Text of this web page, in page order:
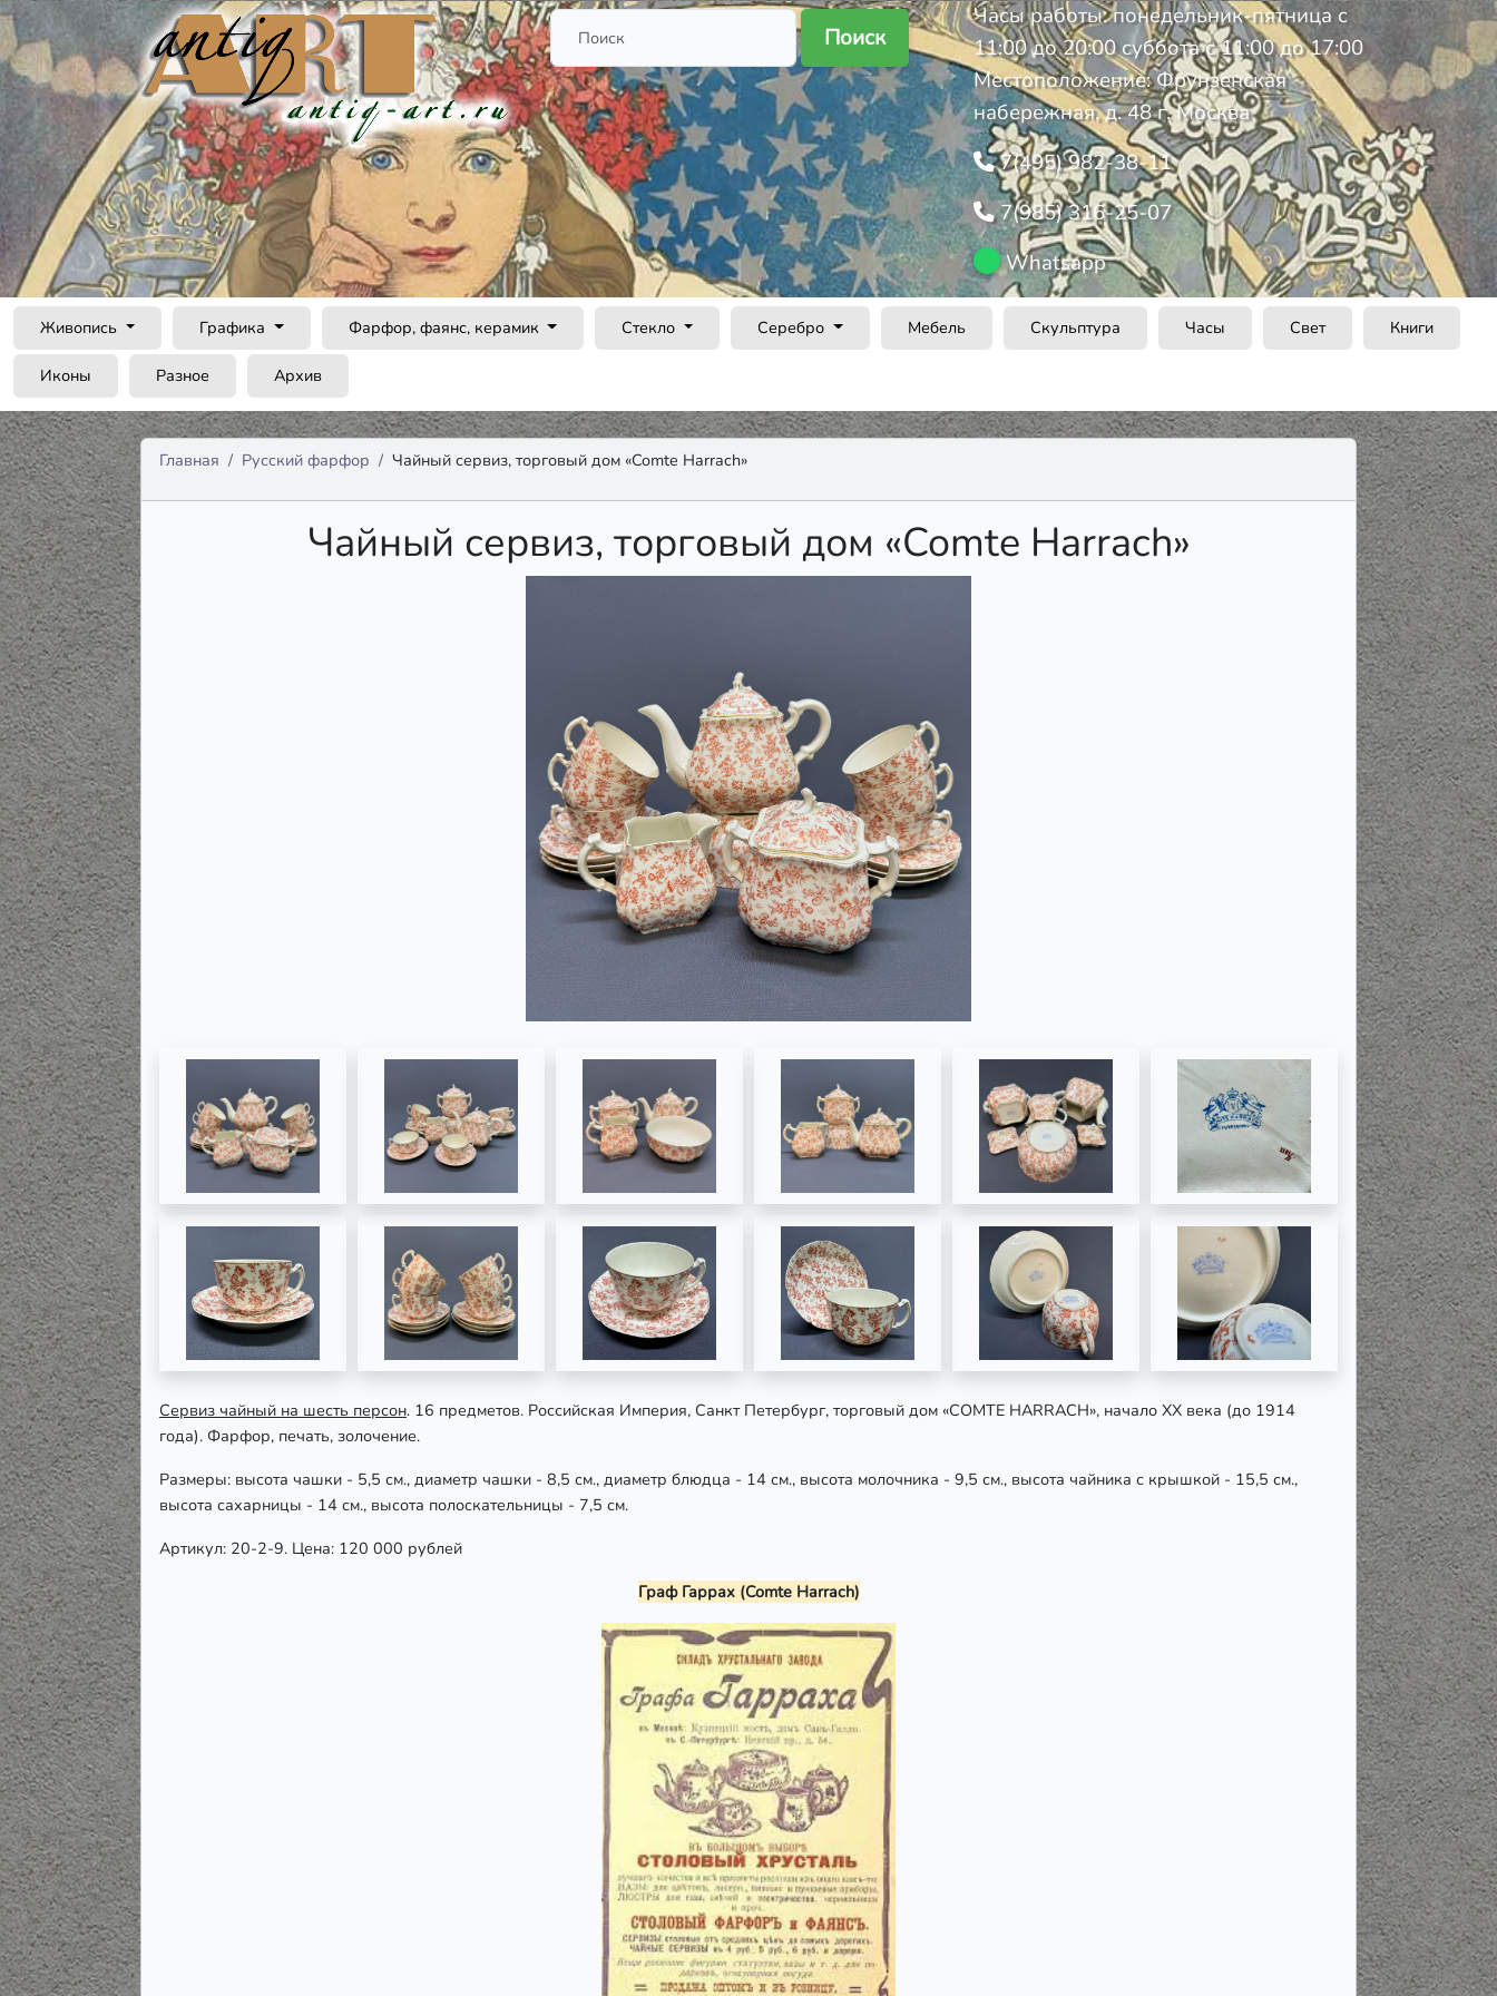
Поиск
Часы работы: понедельник-пятница с
11:00 до 20:00 суббота с 11:00 до 17:00
Местоположение: Фрунзенская
набережная, д. 48 г. Москва
7(495) 982-38-11
7(985) 316-25-07
Whatsapp
Живопись Графика Фарфор, фаянс, керамик Стекло Серебро Мебель Скульптура Часы Свет Книги
Иконы Разное Архив
Главная Русский фарфор Чайный сервиз, торговый дом «Comte Harrach»
Чайный сервиз, торговый дом «Comte Harrach»
Сервиз чайный на шесть персон. 16 предметов. Российская Империя, Санкт Петербург, торговый дом «COMTE HARRACH», начало ХХ века (до 1914
года). Фарфор, печать, золочение.
Размеры: высота чашки - 5,5 см., диаметр чашки - 8,5 см., диаметр блюдца - 14 см., высота молочника - 9,5 см., высота чайника с крышкой - 15,5 см.,
высота сахарницы - 14 см., высота полоскательницы - 7,5 см.
Артикул: 20-2-9. Цена: 120 000 рублей
Граф Гаррах (Comte Harrach)